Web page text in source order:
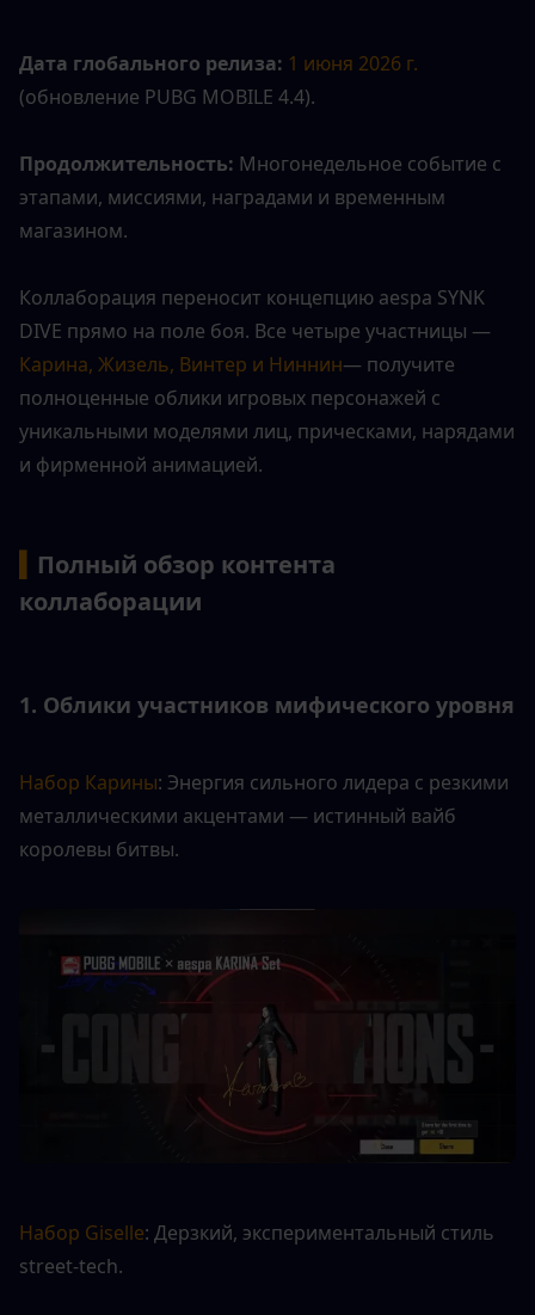
Дата глобального релиза: 1 июня 2026 г.
(обновление PUBG MOBILE 4.4).
Продолжительность: Многонедельное событие с
этапами, миссиями, наградами и временным
магазином.
Коллаборация переносит концепцию aespa SYNK
DIVE прямо на поле боя. Все четыре участницы —
Карина, Жизель, Винтер и Ниннин— получите
полноценные облики игровых персонажей с
уникальными моделями лиц, прическами, нарядами
и фирменной анимацией.
Полный обзор контента
коллаборации
1. Облики участников мифического уровня
Набор Карины: Энергия сильного лидера с резкими
металлическими акцентами — истинный вайб
королевы битвы.
Набор Giselle: Дерзкий, экспериментальный стиль
street-tech.